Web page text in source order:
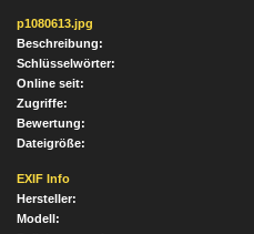
p1080613.jpg
Beschreibung:
Schlüsselwörter:
Online seit:
Zugriffe:
Bewertung:
Dateigröße:
EXIF Info
Hersteller:
Modell: